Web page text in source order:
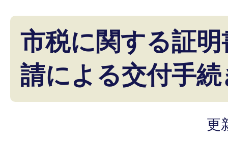
市税に関する証
請による交付手
更